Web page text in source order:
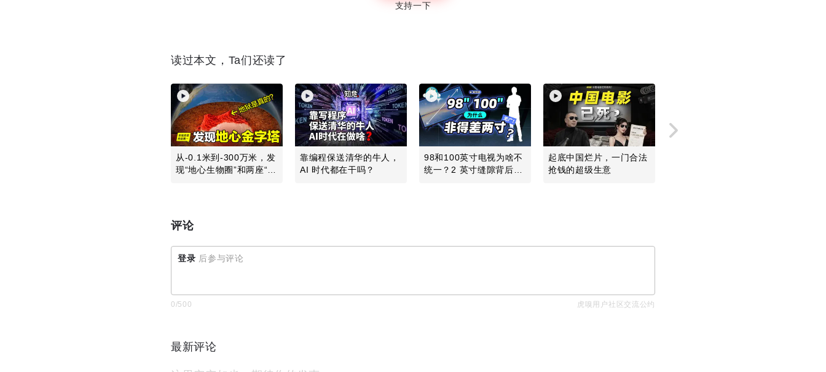
支持一下
读过本文，Ta们还读了
从-0.1米到-300万米，发
现“地心生物圈”和两座“地
靠编程保送清华的牛人，
AI 时代都在干吗？
98和100英寸电视为啥不
统一？2 英寸缝隙背后的
起底中国烂片，一门合法
抢钱的超级生意
评论
登录 后参与评论
0/500 虎嗅用户社区交流公约
最新评论